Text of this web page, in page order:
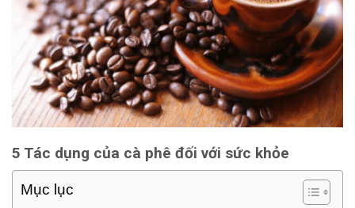
5 Tác dụng của cà phê đối với sức khỏe
Mục lục